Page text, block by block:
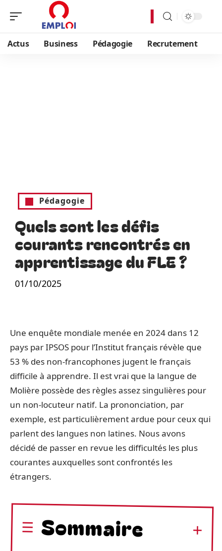
Actus Business Pédagogie Recrutement
Pédagogie
Quels sont les défis
courants rencontrés en
apprentissage du FLE ?
01/10/2025
Une enquête mondiale menée en 2024 dans 12
pays par IPSOS pour l’Institut français révèle que
53 % des non-francophones jugent le français
difficile à apprendre. Il est vrai que la langue de
Molière possède des règles assez singulières pour
un non-locuteur natif. La prononciation, par
exemple, est particulièrement ardue pour ceux qui
parlent des langues non latines. Nous avons
décidé de passer en revue les difficultés les plus
courantes auxquelles sont confrontés les
étrangers.
Sommaire